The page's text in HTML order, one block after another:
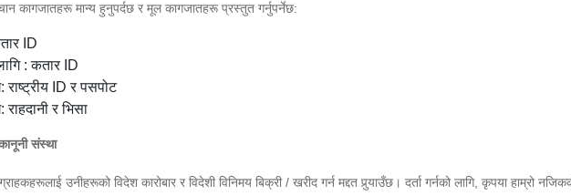
कागजातहरू मान्य हुनुपर्दछ र मूल कागजातहरू प्रस्तुत गर्नुपर्नेछ:
ID
: कतार ID
राष्ट्रीय ID र पसपोट
र भिसा
संस्था
उनीहरूको विदेश कारोबार र विदेशी विनिमय बिक्री / खरीद गर्न मद्दत पुर्‍याउँछ। दर्ता गर्नको लागि, कृपया हाम्रो